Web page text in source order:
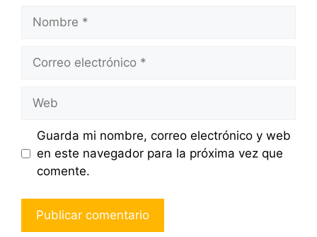
Nombre
Correo
Web
Guarda mi nombre, correo electrónico y web
en este navegador para la próxima vez que
comente.